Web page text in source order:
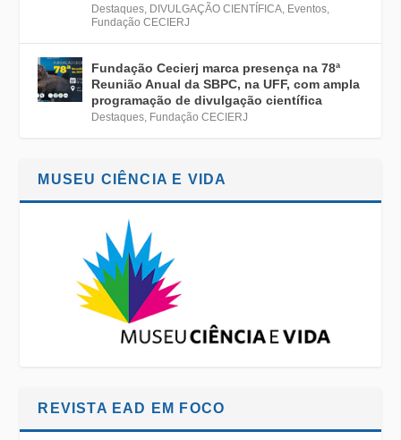
Destaques, DIVULGAÇÃO CIENTÍFICA, Eventos,
Fundação CECIERJ
Fundação Cecierj marca presença na 78ª
Reunião Anual da SBPC, na UFF, com ampla
programação de divulgação científica
Destaques, Fundação CECIERJ
MUSEU CIÊNCIA E VIDA
REVISTA EAD EM FOCO